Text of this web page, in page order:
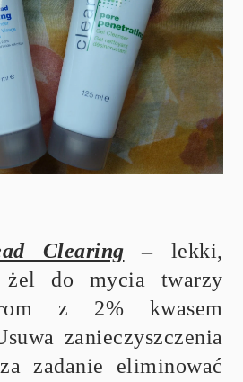
Clearing – lekki,
żel do mycia twarzy
z 2% kwasem
zanieczyszczenia
zadanie eliminować